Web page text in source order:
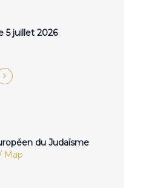
5 juillet 2026
du Judaïsme
Map